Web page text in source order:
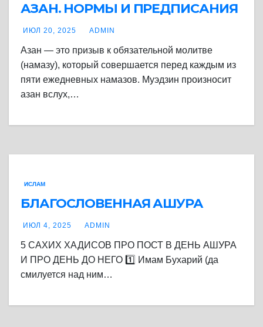
АЗАН. НОРМЫ И ПРЕДПИСАНИЯ
ИЮЛ 20, 2025 ADMIN
Азан — это призыв к обязательной молитве
(намазу), который совершается перед каждым из
пяти ежедневных намазов. Муэдзин произносит
азан вслух,…
ИСЛАМ
БЛАГОСЛОВЕННАЯ АШУРА
ИЮЛ 4, 2025 ADMIN
5 САХИХ ХАДИСОВ ПРО ПОСТ В ДЕНЬ АШУРА
И ПРО ДЕНЬ ДО НЕГО 1️⃣ Имам Бухарий (да
смилуется над ним…